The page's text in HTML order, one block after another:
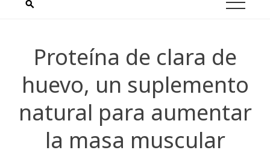
Proteína de clara de
huevo, un suplemento
natural para aumentar
la masa muscular